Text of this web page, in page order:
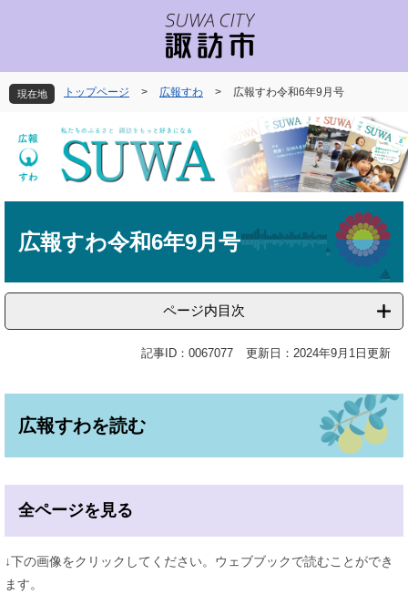
先
頭
を
飛
文
現在地 トップページ > 広報すわ > 広報すわ令和6年9月号
広報すわ令和6年9月号
ページ内目次
記事ID：0067077 更新日：2024年9月1日更新
広報すわを読む
全ページを見る
↓下の画像をクリックしてください。ウェブブックで読むことができ
ます。